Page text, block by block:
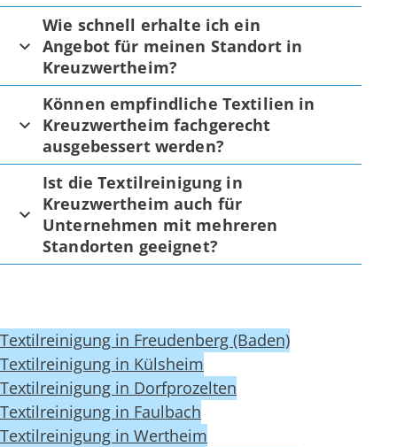
Wie schnell erhalte ich ein
Angebot für meinen Standort in
Kreuzwertheim?
Können empfindliche Textilien in
Kreuzwertheim fachgerecht
ausgebessert werden?
Ist die Textilreinigung in
Kreuzwertheim auch für
Unternehmen mit mehreren
Standorten geeignet?
Textilreinigung in Freudenberg (Baden)
Textilreinigung in Külsheim
Textilreinigung in Dorfprozelten
Textilreinigung in Faulbach
Textilreinigung in Wertheim